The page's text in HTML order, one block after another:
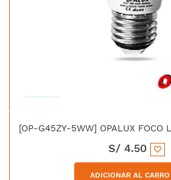
S/ 4.50
ADICIONAR AL CARRO